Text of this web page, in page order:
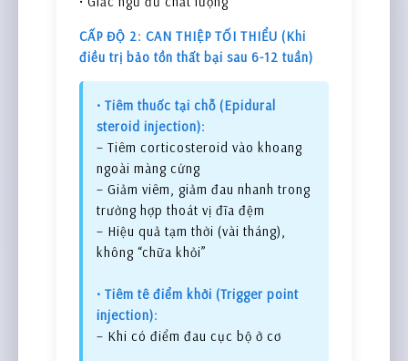
CẤP ĐỘ 2: CAN THIỆP TỐI THIỂU (Khi
điều trị bảo tồn thất bại sau 6-12 tuần)
• Tiêm thuốc tại chỗ (Epidural
steroid injection):
– Tiêm corticosteroid vào khoang
ngoài màng cứng
– Giảm viêm, giảm đau nhanh trong
trường hợp thoát vị đĩa đệm
– Hiệu quả tạm thời (vài tháng),
không “chữa khỏi”
• Tiêm tê điểm khởi (Trigger point
injection):
– Khi có điểm đau cục bộ ở cơ